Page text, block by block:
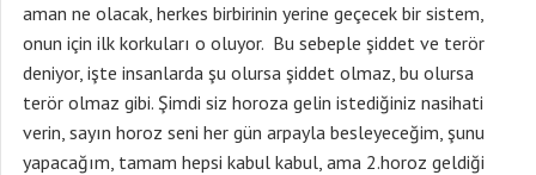
aman ne olacak, herkes birbirinin yerine geçecek bir sistem,
onun için ilk korkuları o oluyor. Bu sebeple şiddet ve terör
deniyor, işte insanlarda şu olursa şiddet olmaz, bu olursa
terör olmaz gibi. Şimdi siz horoza gelin istediğiniz nasihati
verin, sayın horoz seni her gün arpayla besleyeceğim, şunu
yapacağım, tamam hepsi kabul kabul, ama 2.horoz geldiği